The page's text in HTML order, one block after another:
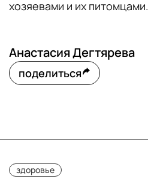
хозяевами и их питомцами.
Анастасия Дегтярева
поделиться
здоровье